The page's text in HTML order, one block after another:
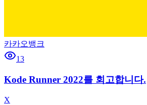
카카오뱅크
13
Kode Runner 2022를 회고합니다.
X